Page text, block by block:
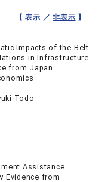
【 表示 ／非表示 】
Impacts of the Belt
in Infrastructure
from Japan
Todo
Assistance
Evidence from